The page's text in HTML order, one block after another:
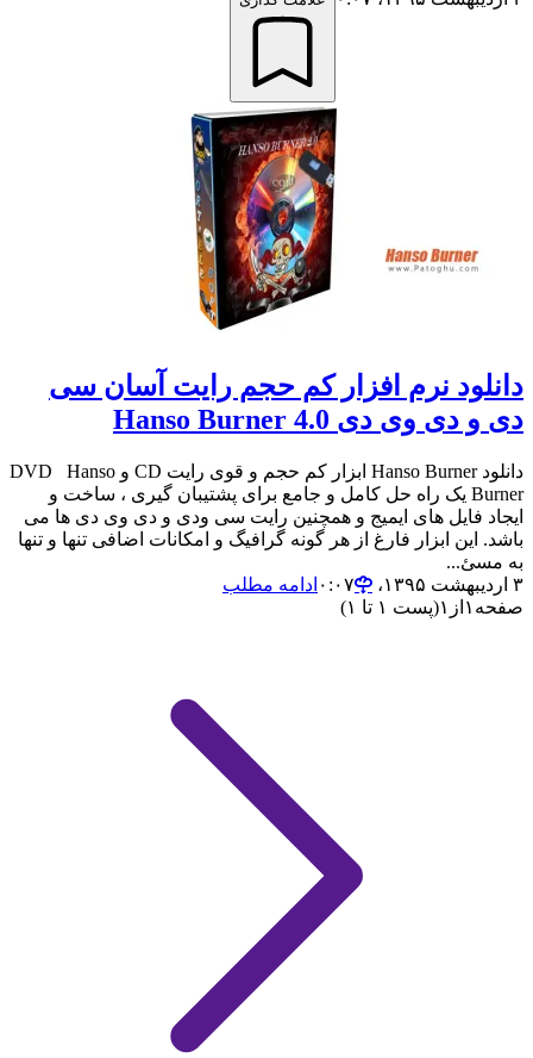
دانلود نرم افزار کم حجم رایت آسان سی
دی و دی وی دی Hanso Burner 4.0
دانلود Hanso Burner ابزار کم حجم و قوی رایت CD و DVD Hanso
Burner یک راه حل کامل و جامع برای پشتیبان گیری ، ساخت و
ایجاد فایل های ایمیج و همچنین رایت سی ودی و دی وی دی ها می
باشد. این ابزار فارغ از هر گونه گرافیگ و امکانات اضافی تنها و تنها
به مسئ...
۳ اردیبهشت ۱۳۹۵،‏ ۰:۰۷
ادامه مطلب
صفحه ۱ از ۱(پست ۱ تا ۱)